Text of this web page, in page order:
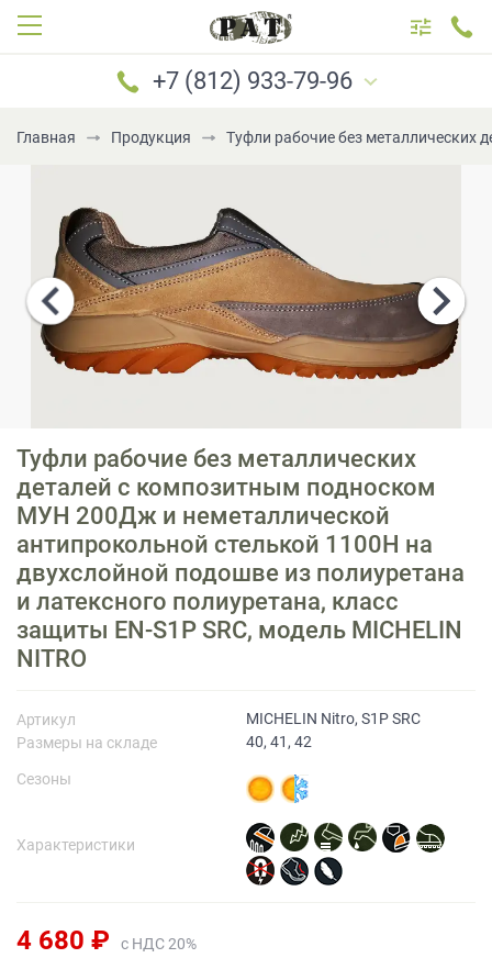
+7 (812) 933-79-96
САНКТ-ПЕТЕРБУРГ МОСКВА
+7 (921) 183-69-96
+7 (921) 184-69-96
+7 (981) 777-79-96
PATboot@mail.ru
Прайс-лист
Главная Продукция Туфли рабочие без металлических
Туфли рабочие без металлических
деталей с композитным подноском
МУН 200Дж и неметаллической
антипрокольной стелькой 1100Н на
двухслойной подошве из полиуретана
и латексного полиуретана, класс
защиты EN-S1P SRC, модель MICHELIN
NITRO
Артикул
MICHELIN Nitro, S1P SRC
Размеры на складе
40, 41, 42
Сезоны
Характеристики
4 680 ₽ с НДС 20%